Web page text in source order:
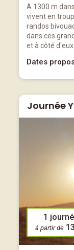
A 1300 m
vivent en
randos
dans ces
et à côté d'eux.
Dates
Journée
1
à partir de